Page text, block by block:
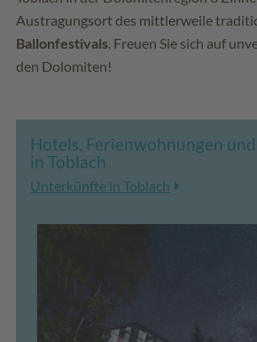
Austragungsort des mittlerweile
Ballonfestivals . Freuen Sie sich auf
den Dolomiten!
Hotels, Ferienwohnungen
in Toblach
Unterkünfte in Toblach